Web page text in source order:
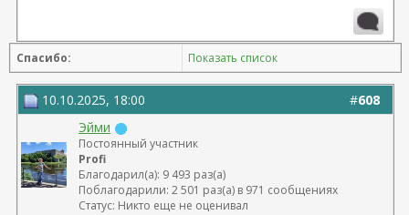
Спасибо: Показать список
#608
10.10.2025, 18:00
Эйми
Постоянный участник
Profi
Благодарил(а): 9 493 раз(а)
Поблагодарили: 2 501 раз(а) в 971 сообщениях
Статус: Никто еще не оценивал